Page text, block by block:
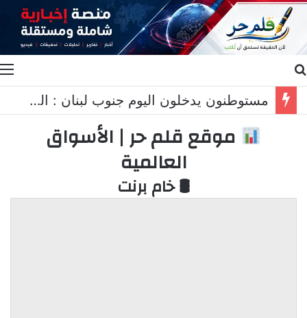
٣ رجال فضوا بكارة بنت قاصر وتحري صيدا يوقفهم
موقع قلم حر | الأسواق
العالمية
🛢 خام برنت